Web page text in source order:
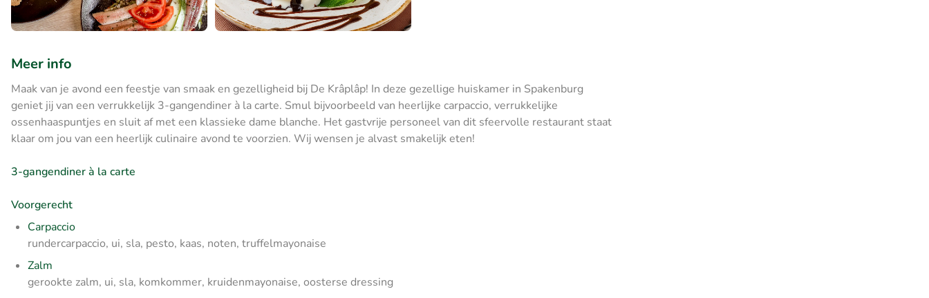
Meer info
Maak van je avond een feestje van smaak en gezelligheid bij De Krâplâp! In deze gezellige huiskamer in Spakenburg
geniet jij van een verrukkelijk 3-gangendiner à la carte. Smul bijvoorbeeld van heerlijke carpaccio, verrukkelijke
ossenhaaspuntjes en sluit af met een klassieke dame blanche. Het gastvrije personeel van dit sfeervolle restaurant staat
klaar om jou van een heerlijk culinaire avond te voorzien. Wij wensen je alvast smakelijk eten!
3-gangendiner à la carte
Voorgerecht
Carpaccio
rundercarpaccio, ui, sla, pesto, kaas, noten, truffelmayonaise
Zalm
gerookte zalm, ui, sla, komkommer, kruidenmayonaise, oosterse dressing